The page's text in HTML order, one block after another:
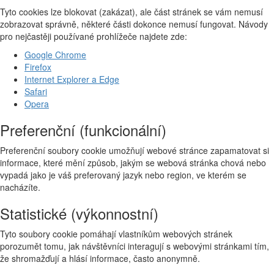
Tyto cookies lze blokovat (zakázat), ale část stránek se vám nemusí
zobrazovat správně, některé části dokonce nemusí fungovat. Návody
pro nejčastěji používané prohlížeče najdete zde:
Google Chrome
Firefox
Internet Explorer a Edge
Safari
Opera
Preferenční (funkcionální)
Preferenční soubory cookie umožňují webové stránce zapamatovat si
informace, které mění způsob, jakým se webová stránka chová nebo
vypadá jako je váš preferovaný jazyk nebo region, ve kterém se
nacházíte.
Statistické (výkonnostní)
Tyto soubory cookie pomáhají vlastníkům webových stránek
porozumět tomu, jak návštěvníci interagují s webovými stránkami tím,
že shromažďují a hlásí informace, často anonymně.